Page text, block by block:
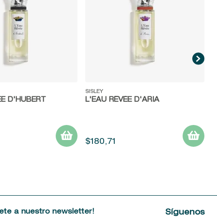
D'HUBERT
Vista rápida
SISLEY
L'EAU RÊVÉE D'ARIA
$180, 71
a nuestro newsletter! Síguenos